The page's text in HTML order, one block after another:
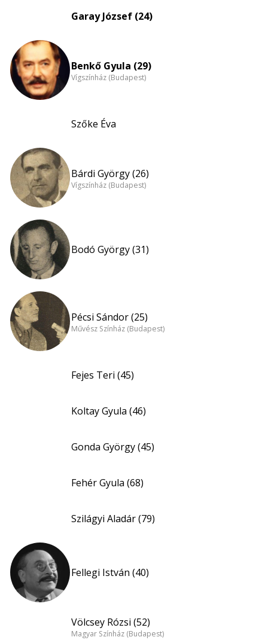
Garay József (24)
Benkő Gyula (29)
Vígszínház (Budapest)
Szőke Éva
Bárdi György (26)
Vígszínház (Budapest)
Bodó György (31)
Pécsi Sándor (25)
Művész Színház (Budapest)
Fejes Teri (45)
Koltay Gyula (46)
Gonda György (45)
Fehér Gyula (68)
Szilágyi Aladár (79)
Fellegi István (40)
Völcsey Rózsi (52)
Magyar Színház (Budapest)